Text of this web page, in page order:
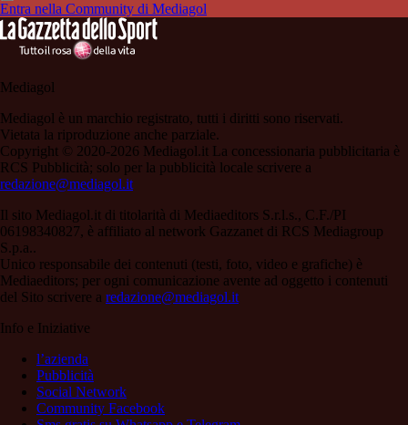
Entra nella Community di Mediagol
Mediagol
Mediagol è un marchio registrato, tutti i diritti sono riservati.
Vietata la riproduzione anche parziale.
Copyright © 2020-2026 Mediagol.it La concessionaria pubblicitaria è
RCS Pubblicità; solo per la pubblicità locale scrivere a
redazione@mediagol.it
Il sito Mediagol.it di titolarità di Mediaeditors S.r.l.s., C.F./PI
06198340827, è affiliato al network Gazzanet di RCS Mediagroup
S.p.a..
Unico responsabile dei contenuti (testi, foto, video e grafiche) è
Mediaeditors; per ogni comunicazione avente ad oggetto i contenuti
del Sito scrivere a redazione@mediagol.it
Info e Iniziative
l’azienda
Pubblicità
Social Network
Community Facebook